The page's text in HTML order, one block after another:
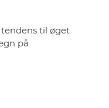
til øget
på